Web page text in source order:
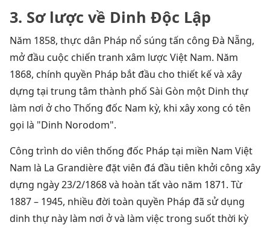
3. Sơ lược về Dinh Độc Lập
Năm 1858, thực dân Pháp nổ súng tấn công Ðà Nẵng,
mở đầu cuộc chiến tranh xâm lược Việt Nam. Năm
1868, chính quyền Pháp bắt đầu cho thiết kế và xây
dựng tại trung tâm thành phố Sài Gòn một Dinh thự
làm nơi ở cho Thống đốc Nam kỳ, khi xây xong có tên
gọi là "Dinh Norodom".
Công trình do viên thống đốc Pháp tại miền Nam Việt
Nam là La Grandière đặt viên đá đầu tiên khởi công xây
dựng ngày 23/2/1868 và hoàn tất vào năm 1871. Từ
1887 – 1945, nhiều đời toàn quyền Pháp đã sử dụng
dinh thự này làm nơi ở và làm việc trong suốt thời kỳ